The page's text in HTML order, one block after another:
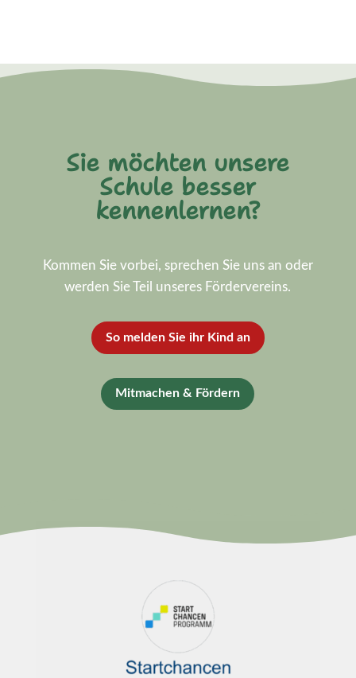
Sie möchten unsere
Schule besser
kennenlernen?
Kommen Sie vorbei, sprechen Sie uns an oder
werden Sie Teil unseres Fördervereins.
So melden Sie ihr Kind an
Mitmachen & Fördern